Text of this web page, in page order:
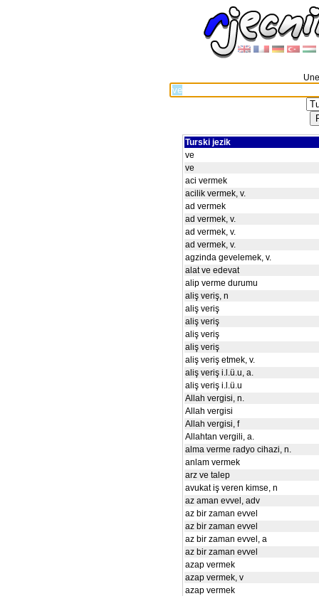
Turski jezik
ve
ve
aci vermek
acilik vermek, v.
ad vermek
ad vermek, v.
ad vermek, v.
ad vermek, v.
agzinda gevelemek, v.
alat ve edevat
alip verme durumu
aliş veriş, n
aliş veriş
aliş veriş
aliş veriş
aliş veriş
aliş veriş etmek, v.
aliş veriş i.l.ü.u, a.
aliş veriş i.l.ü.u
Allah vergisi, n.
Allah vergisi
Allah vergisi, f
Allahtan vergili, a.
alma verme radyo cihazi, n.
anlam vermek
arz ve talep
avukat iş veren kimse, n
az aman evvel, adv
az bir zaman evvel
az bir zaman evvel
az bir zaman evvel, a
az bir zaman evvel
azap vermek
azap vermek, v
azap vermek